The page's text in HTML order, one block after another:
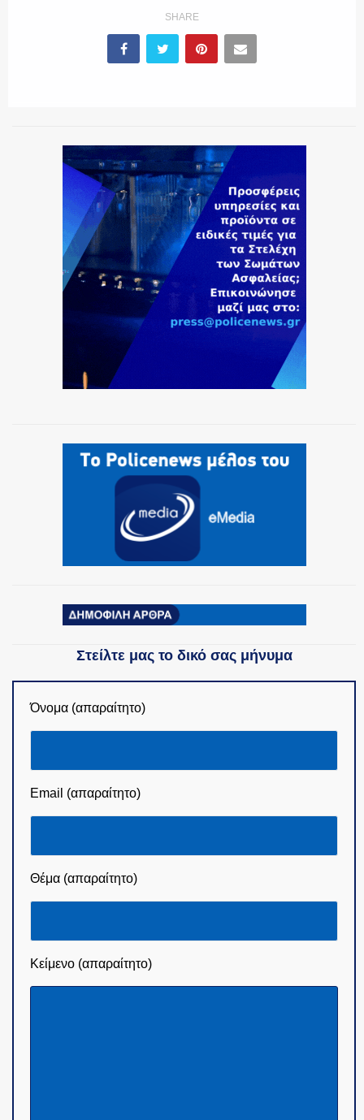
ΑΣΤΥΝΟΜΙΚΟ ΡΕΠΟΡΤΑΖ
Η ΦΩΝΗ ΣΟΥ
ΟΠΛΑ/ΕΞΟΠΛΙΣΜΟΣ
SHARE
Στείλτε μας το δικό σας μήνυμα
Όνομα (απαραίτητο)
Email (απαραίτητο)
Θέμα (απαραίτητο)
Κείμενο (απαραίτητο)